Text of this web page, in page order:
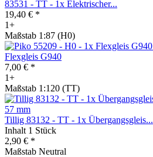
83531 - TT - 1x Elektrischer...
19,40 € *
1+
Maßstab 1:87 (H0)
Flexgleis G940
7,00 € *
1+
Maßstab 1:120 (TT)
Tillig 83132 - TT - 1x Übergangsgleis...
Inhalt 1 Stück
2,90 € *
Maßstab Neutral